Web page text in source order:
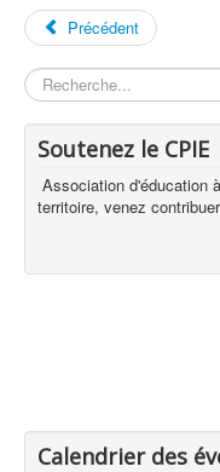
Précédent
Rechercher
Soutenez le CPIE
Association d'éducation
territoire, venez
Calendrier des